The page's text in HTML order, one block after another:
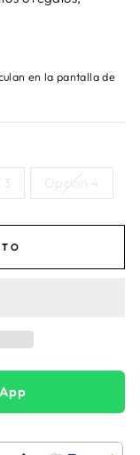
en la pantalla de
Opción 4